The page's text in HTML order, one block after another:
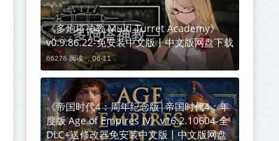
《多炮塔神教 Multi Turret Academy》
v0.9.86.22-免安装中文版丨中文版网盘下载
66276 阅读 ，06-11
《帝国时代4：周年纪念版|帝国时代4：年
度版 Age of Empires IV》v16.2.10604-全
DLC+送修改器免安装中文版丨中文版网盘